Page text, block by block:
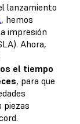
lanzamiento
, hemos
impresión
Ahora,
el tiempo
, para que
piezas